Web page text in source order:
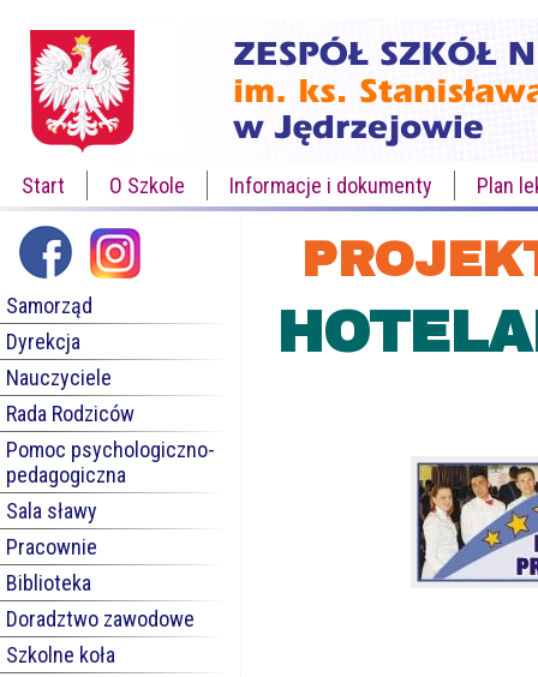
Start O Szkole Informacje i dokumenty Plan
Samorząd
Dyrekcja
Nauczyciele
Rada Rodziców
Pomoc psychologiczno-
pedagogiczna
Sala sławy
Pracownie
Biblioteka
Doradztwo zawodowe
Szkolne koła